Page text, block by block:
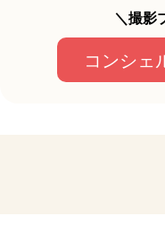
＼撮影
コンシェ